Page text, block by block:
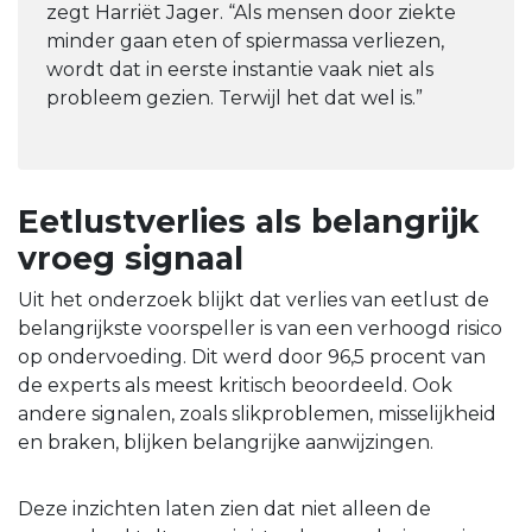
zegt Harriët Jager. “Als mensen door ziekte
minder gaan eten of spiermassa verliezen,
wordt dat in eerste instantie vaak niet als
probleem gezien. Terwijl het dat wel is.”
Eetlustverlies als belangrijk
vroeg signaal
Uit het onderzoek blijkt dat verlies van eetlust de
belangrijkste voorspeller is van een verhoogd risico
op ondervoeding. Dit werd door 96,5 procent van
de experts als meest kritisch beoordeeld. Ook
andere signalen, zoals slikproblemen, misselijkheid
en braken, blijken belangrijke aanwijzingen.
Deze inzichten laten zien dat niet alleen de